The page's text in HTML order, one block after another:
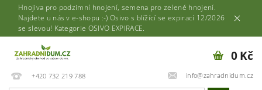
Hnojiva pro podzimní hnojení, semena pro zelené hnojení.
Najdete u nás v e-shopu :-) Osivo s blížící se expirací 12/2026
se slevou! Kategorie OSIVO EXPIRACE.
+420 732 219 788 info@zahradnidum.cz
0 Kč